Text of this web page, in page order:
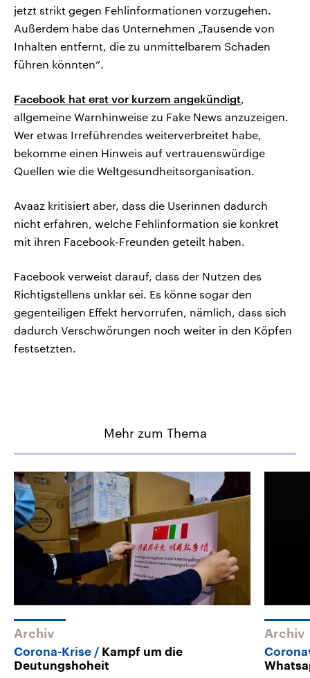
jetzt strikt gegen Fehlinformationen vorzugehen.
Außerdem habe das Unternehmen „Tausende von
Inhalten entfernt, die zu unmittelbarem Schaden
führen könnten“.
Facebook hat erst vor kurzem angekündigt,
allgemeine Warnhinweise zu Fake News anzuzeigen.
Wer etwas Irreführendes weiterverbreitet habe,
bekomme einen Hinweis auf vertrauenswürdige
Quellen wie die Weltgesundheitsorganisation.
Avaaz kritisiert aber, dass die Userinnen dadurch
nicht erfahren, welche Fehlinformation sie konkret
mit ihren Facebook-Freunden geteilt haben.
Facebook verweist darauf, dass der Nutzen des
Richtigstellens unklar sei. Es könne sogar den
gegenteiligen Effekt hervorrufen, nämlich, dass sich
dadurch Verschwörungen noch weiter in den Köpfen
festsetzten.
Mehr zum Thema
Archiv
Corona-Krise
Kampf um die
Deutungshoheit
Archiv